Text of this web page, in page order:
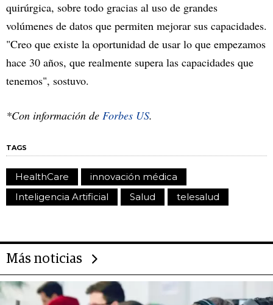
quirúrgica, sobre todo gracias al uso de grandes
volúmenes de datos que permiten mejorar sus capacidades.
"Creo que existe la oportunidad de usar lo que empezamos
hace 30 años, que realmente supera las capacidades que
tenemos", sostuvo.
*Con información de Forbes US.
TAGS
HealthCare
innovación médica
Inteligencia Artificial
Salud telesalud
Más noticias